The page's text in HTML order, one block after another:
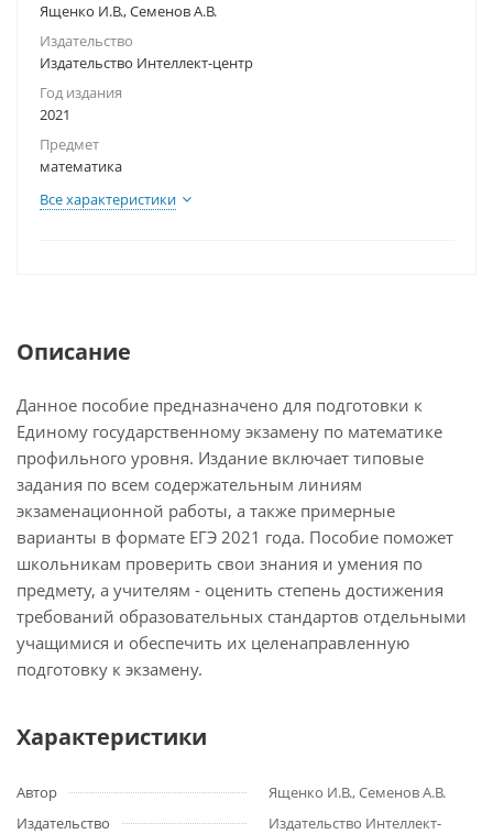
Ященко И.В., Семенов А.В.
Издательство
Издательство Интеллект-центр
Год издания
2021
Предмет
математика
Все характеристики
Описание
Данное пособие предназначено для подготовки к
Единому государственному экзамену по математике
профильного уровня. Издание включает типовые
задания по всем содержательным линиям
экзаменационной работы, а также примерные
варианты в формате ЕГЭ 2021 года. Пособие поможет
школьникам проверить свои знания и умения по
предмету, а учителям - оценить степень достижения
требований образовательных стандартов отдельными
учащимися и обеспечить их целенаправленную
подготовку к экзамену.
Характеристики
Автор
Ященко И.В., Семенов А.В.
Издательство
Издательство Интеллект-